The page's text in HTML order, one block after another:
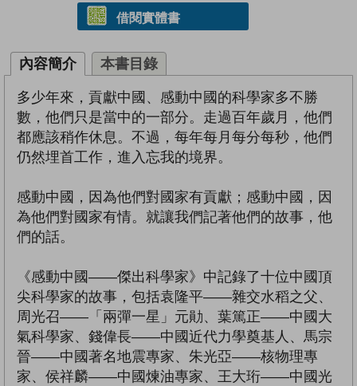
借閱實體書
內容簡介 本書目錄
多少年來，貢獻中國、感動中國的科學家多不勝
數，他們只是當中的一部分。走過百年歲月，他們
都應該稍作休息。不過，每年每月每分每秒，他們
仍然埋首工作，進入忘我的境界。
感動中國，因為他們對國家有貢獻；感動中國，因
為他們對國家有情。就讓我們記著他們的故事，他
們的話。
《感動中國——傑出科學家》中記錄了十位中國頂
尖科學家的故事，包括袁隆平——雜交水稻之父、
周光召——「兩彈一星」元勛、葉篤正——中國大
氣科學家、錢偉長——中國近代力學奠基人、馬宗
晉——中國著名地震專家、朱光亞——核物理專
家、侯祥麟——中國煉油專家、王大珩——中國光